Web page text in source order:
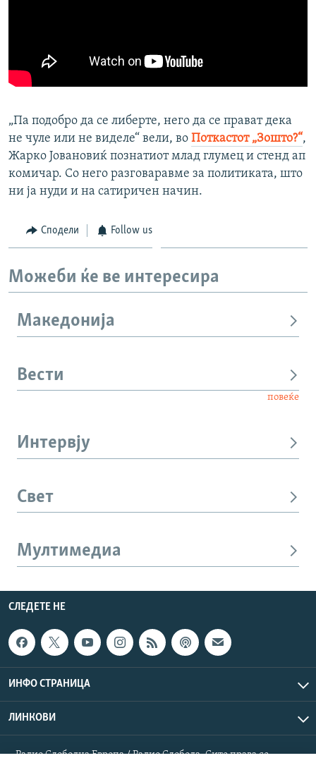
„Па подобро да се либерте, него да се прават дека
не чуле или не виделе“ вели, во Поткастот „Зошто?“,
Жарко Јовановиќ познатиот млад глумец и стенд ап
комичар. Со него разговаравме за политиката, што
ни ја нуди и на сатиричен начин.
Сподели Follow us
Можеби ќе ве интересира
Македонија
Вести
повеќе
Интервју
Свет
Мултимедиа
СЛЕДЕТЕ НЕ
ИНФО СТРАНИЦА
ЛИНКОВИ
Радио Слободна Европа / Радио Слобода. Сите права се